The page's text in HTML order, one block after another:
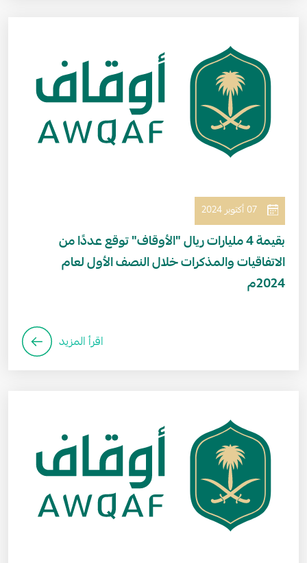
07 أكتوبر 2024
بقيمة 4 مليارات ريال "الأوقاف" توقع عددًا من
الاتفاقيات والمذكرات خلال النصف الأول لعام
2024م
اقرأ المزيد